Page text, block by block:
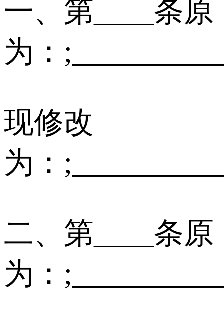
一、第____条原
为：
现修改
为：
二、第____条原
为：